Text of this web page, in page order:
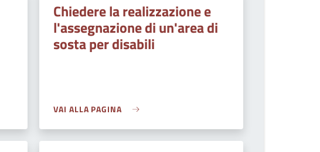
Chiedere la realizzazione e
l'assegnazione di un'area di
sosta per disabili
VAI ALLA PAGINA